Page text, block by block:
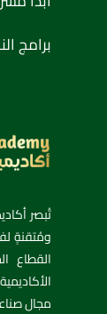
برامج
تُبصر
ومُتقنةٍ
القطاع
مجال